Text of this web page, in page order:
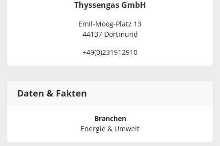
Thyssengas GmbH
Emil-Moog-Platz 13
44137 Dortmund
+49(0)231912910
Daten & Fakten
Branchen
Energie & Umwelt